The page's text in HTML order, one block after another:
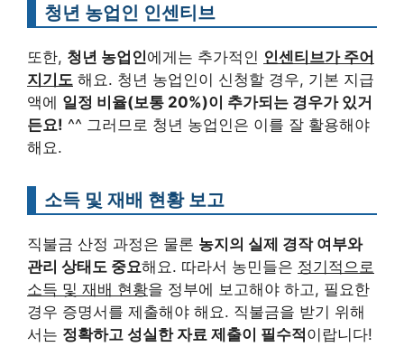
청년 농업인 인센티브
또한, 청년 농업인에게는 추가적인 인센티브가 주어
지기도 해요. 청년 농업인이 신청할 경우, 기본 지급
액에 일정 비율(보통 20%)이 추가되는 경우가 있거
든요! ^^ 그러므로 청년 농업인은 이를 잘 활용해야
해요.
소득 및 재배 현황 보고
직불금 산정 과정은 물론 농지의 실제 경작 여부와
관리 상태도 중요해요. 따라서 농민들은 정기적으로
소득 및 재배 현황을 정부에 보고해야 하고, 필요한
경우 증명서를 제출해야 해요. 직불금을 받기 위해
서는 정확하고 성실한 자료 제출이 필수적 이랍니다!